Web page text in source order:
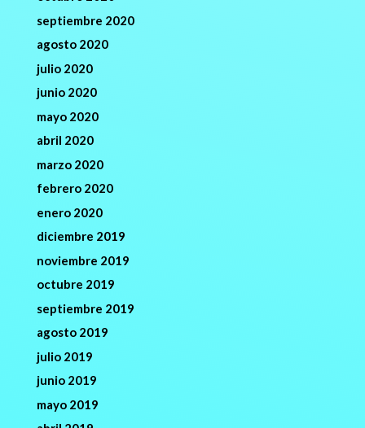
septiembre 2020
agosto 2020
julio 2020
junio 2020
mayo 2020
abril 2020
marzo 2020
febrero 2020
enero 2020
diciembre 2019
noviembre 2019
octubre 2019
septiembre 2019
agosto 2019
julio 2019
junio 2019
mayo 2019